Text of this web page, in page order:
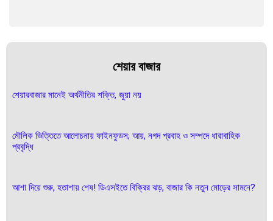
শেয়ার বাজার
শেয়ারবাজার মানেই অর্থনীতির শক্তি, জুয়া নয়
মৌলিক ভিত্তিতে আলোচনায় ফাইনফুডস; আয়, নগদ প্রবাহ ও সম্পদে ধারাবাহিক
প্রবৃদ্ধি
আশা দিয়ে শুরু, হতাশায় শেষ! ডিএসইতে বিক্রির ঝড়, বাজার কি নতুন মোড়ের সামনে?